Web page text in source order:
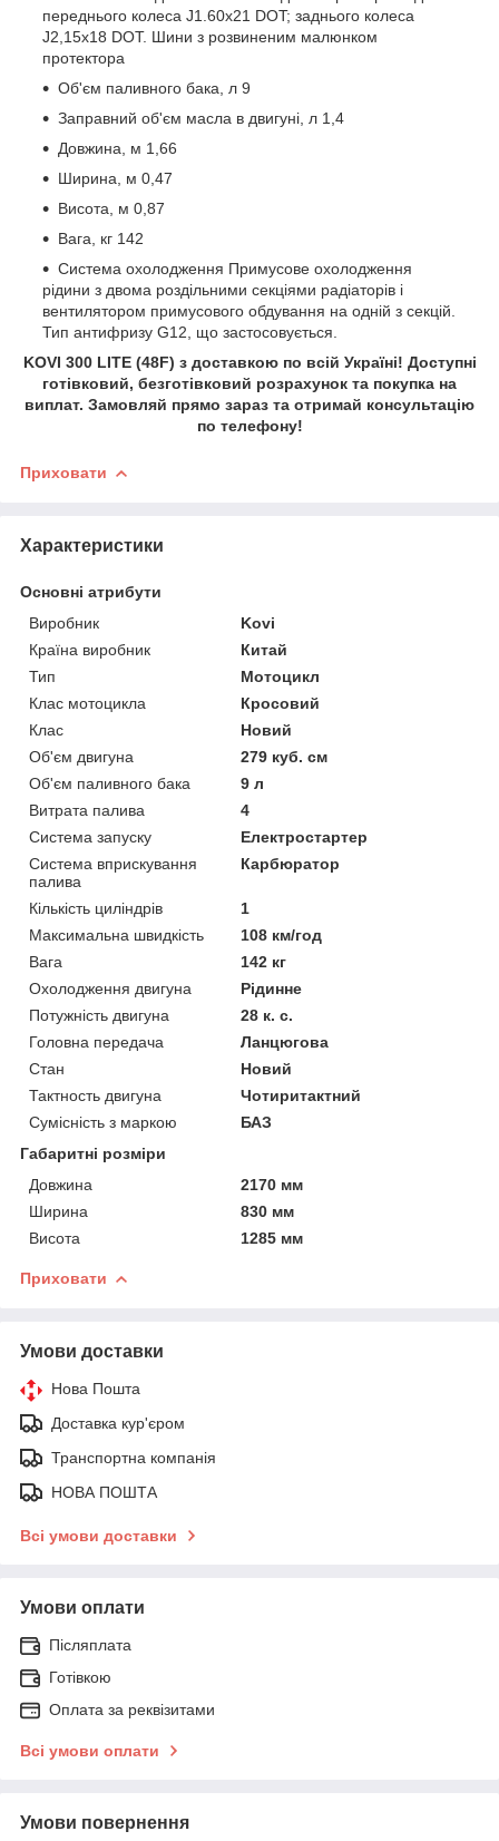
переднього колеса J1.60х21 DOT; заднього колеса
J2,15х18 DOT. Шини з розвиненим малюнком
протектора
Об'єм паливного бака, л 9
Заправний об'єм масла в двигуні, л 1,4
Довжина, м 1,66
Ширина, м 0,47
Висота, м 0,87
Вага, кг 142
Система охолодження Примусове охолодження
рідини з двома роздільними секціями радіаторів і
вентилятором примусового обдування на одній з секцій.
Тип антифризу G12, що застосовується.
KOVI 300 LITE (48F) з доставкою по всій Україні! Доступні
готівковий, безготівковий розрахунок та покупка на
виплат. Замовляй прямо зараз та отримай консультацію
по телефону!
Приховати
Характеристики
Основні атрибути
Виробник
Kovi
Країна виробник
Китай
Тип
Мотоцикл
Клас мотоцикла
Кросовий
Клас
Новий
Об'єм двигуна
279 куб. см
Об'єм паливного бака
9 л
Витрата палива
4
Система запуску
Електростартер
Система вприскування
палива
Карбюратор
Кількість циліндрів
1
Максимальна швидкість
108 км/год
Вага
142 кг
Охолодження двигуна
Рідинне
Потужність двигуна
28 к. с.
Головна передача
Ланцюгова
Стан
Новий
Тактность двигуна
Чотиритактний
Сумісність з маркою
БАЗ
Габаритні розміри
Довжина
2170 мм
Ширина
830 мм
Висота
1285 мм
Приховати
Умови доставки
Нова Пошта
Доставка кур'єром
Транспортна компанія
НОВА ПОШТА
Всі умови доставки
Умови оплати
Післяплата
Готівкою
Оплата за реквізитами
Всі умови оплати
Умови повернення